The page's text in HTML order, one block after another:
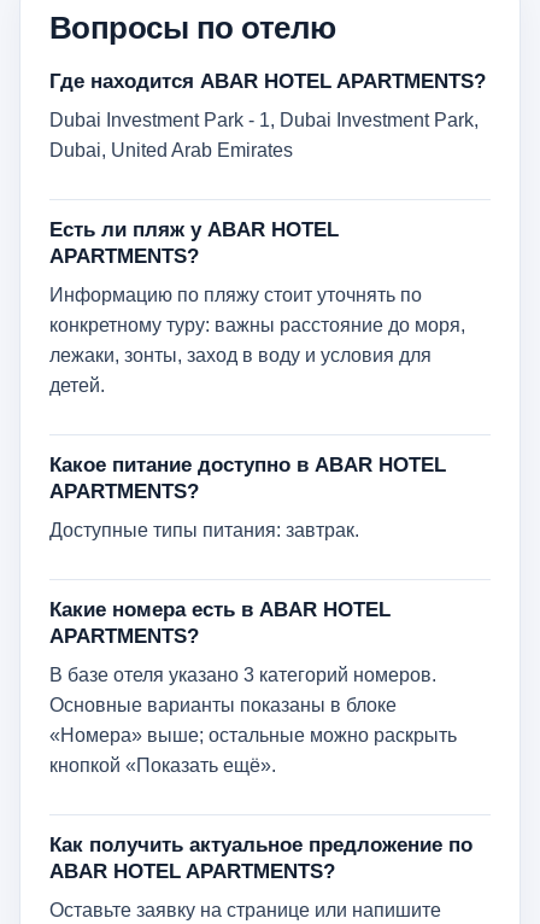
Вопросы по отелю
Где находится ABAR HOTEL APARTMENTS?
Dubai Investment Park - 1, Dubai Investment Park,
Dubai, United Arab Emirates
Есть ли пляж у ABAR HOTEL
APARTMENTS?
Информацию по пляжу стоит уточнять по
конкретному туру: важны расстояние до моря,
лежаки, зонты, заход в воду и условия для
детей.
Какое питание доступно в ABAR HOTEL
APARTMENTS?
Доступные типы питания: завтрак.
Какие номера есть в ABAR HOTEL
APARTMENTS?
В базе отеля указано 3 категорий номеров.
Основные варианты показаны в блоке
«Номера» выше; остальные можно раскрыть
кнопкой «Показать ещё».
Как получить актуальное предложение по
ABAR HOTEL APARTMENTS?
Оставьте заявку на странице или напишите